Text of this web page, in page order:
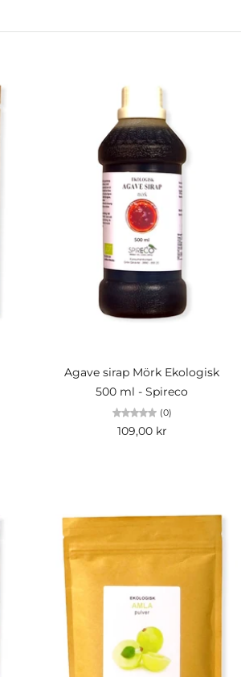
Agave sirap Mörk Ekologisk
500 ml - Spireco
(0)
109,00 kr